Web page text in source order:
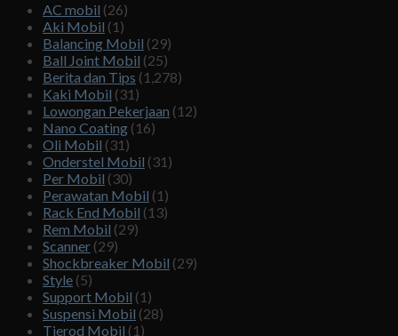
AC mobil (26)
Aki Mobil (1)
Balancing Mobil (29)
Ball Joint Mobil (25)
Berita dan Tips (1,278)
Kaki Mobil (31)
Lowongan Pekerjaan (12)
Nano Coating (16)
Oli Mobil (31)
Onderstel Mobil (31)
Per Mobil (30)
Perawatan Mobil (1)
Rack End Mobil (13)
Rem Mobil (29)
Scanner (29)
Shockbreaker Mobil (29)
Style (5)
Support Mobil (1)
Suspensi Mobil (28)
Tierod Mobil (1)